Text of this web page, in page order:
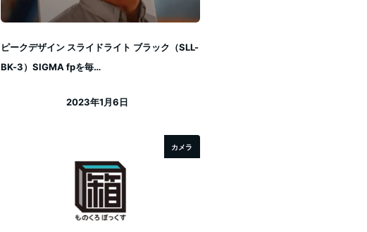
ピークデザイン スライドライト ブラック（SLL-
BK-3）SIGMA fpを毎…
2023年1月6日
カメラ